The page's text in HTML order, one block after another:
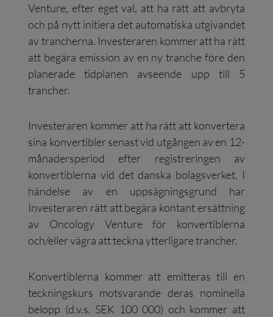
Venture, efter eget val, att ha rätt att avbryta
och på nytt initiera det automatiska utgivandet
av trancherna. Investeraren kommer att ha rätt
att begära emission av en ny tranche före den
planerade tidplanen avseende upp till 5
trancher.
Investeraren kommer att ha rätt att konvertera
sina konvertibler senast vid utgången av en 12-
månadersperiod efter registreringen av
konvertiblerna vid det danska bolagsverket. I
händelse av en uppsägningsgrund har
Investeraren rätt att begära kontant ersättning
av Oncology Venture för konvertiblerna
och/eller vägra att teckna ytterligare trancher.
Konvertiblerna kommer att emitteras till en
teckningskurs motsvarande deras nominella
belopp (d.v.s. SEK 100 000) och kommer att